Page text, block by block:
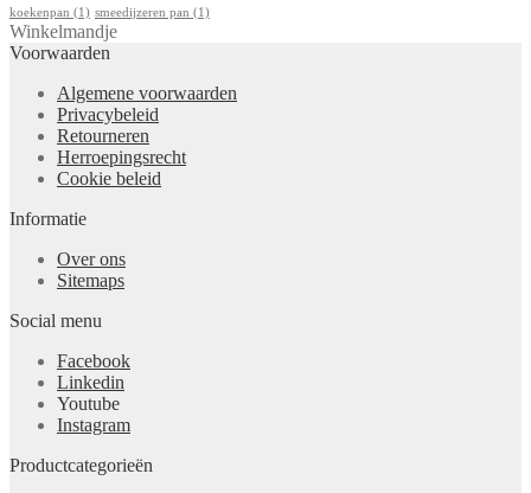
koekenpan (1) smeedijzeren pan (1)
Winkelmandje
Voorwaarden
Algemene voorwaarden
Privacybeleid
Retourneren
Herroepingsrecht
Cookie beleid
Informatie
Over ons
Sitemaps
Social menu
Facebook
Linkedin
Youtube
Instagram
Productcategorieën